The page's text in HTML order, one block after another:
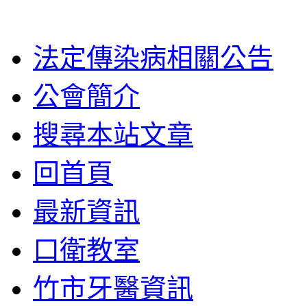
法定傳染病相關公告
公會簡介
搜尋本站文章
回首頁
最新資訊
口衛教室
竹市牙醫資訊